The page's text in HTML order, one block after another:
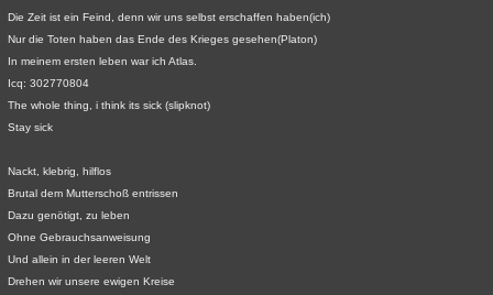
Die Zeit ist ein Feind, denn wir uns selbst erschaffen haben(ich)
Nur die Toten haben das Ende des Krieges gesehen(Platon)
In meinem ersten leben war ich Atlas.
Icq: 302770804
The whole thing, i think its sick (slipknot)
Stay sick
Nackt, klebrig, hilflos
Brutal dem Mutterschoß entrissen
Dazu genötigt, zu leben
Ohne Gebrauchsanweisung
Und allein in der leeren Welt
Drehen wir unsere ewigen Kreise